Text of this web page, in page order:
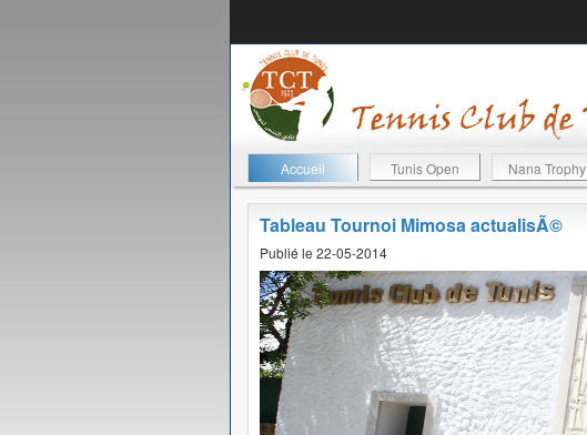
Accueil Tunis Open Nana Trophy
Tableau Tournoi Mimosa actualisÃ©
Publié le 22-05-2014